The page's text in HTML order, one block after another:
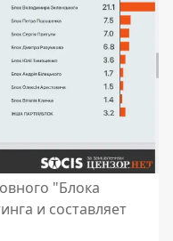
"Блока
и составляет